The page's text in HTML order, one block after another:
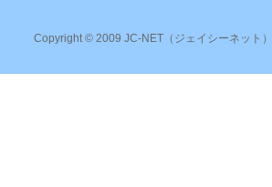
Copyright © 2009 JC-NET（ジェイシーネット